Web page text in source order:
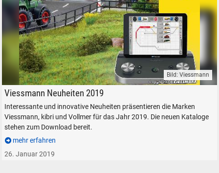
Viessmann, kibri, Vollmer - Neuheiten für 2019
Bild: Viessmann
Viessmann Neuheiten 2019
Interessante und innovative Neuheiten präsentieren die Marken
Viessmann, kibri und Vollmer für das Jahr 2019. Die neuen Kataloge
stehen zum Download bereit.
mehr erfahren
26. Januar 2019